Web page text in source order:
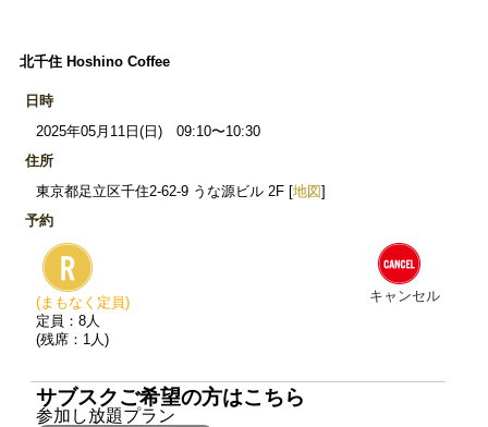
北千住 Hoshino Coffee
日時
2025年05月11日(日) 09:10〜10:30
住所
東京都足立区千住2-62-9 うな源ビル 2F [地図]
予約
(まもなく定員)
定員：8人
(残席：1人)
キャンセル
サブスクご希望の方はこちら
参加し放題プラン